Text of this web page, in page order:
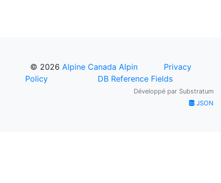
© 2026 Alpine Canada Alpin
Privacy
Policy
DB Reference Fields
Développé par Substratum
JSON